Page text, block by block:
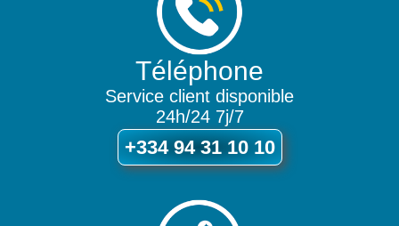
Téléphone
Service client disponible
24h/24 7j/7
+334 94 31 10 10